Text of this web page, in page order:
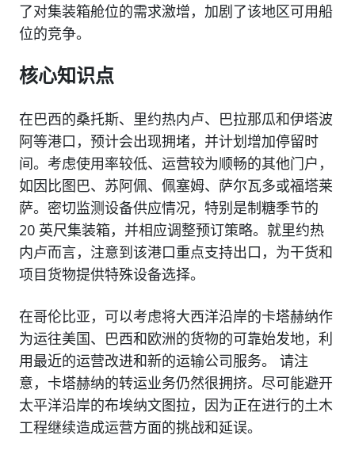
了对集装箱舱位的需求激增，加剧了该地区可用船
位的竞争。
核心知识点
在巴西的桑托斯、里约热内卢、巴拉那瓜和伊塔波
阿等港口，预计会出现拥堵，并计划增加停留时
间。考虑使用率较低、运营较为顺畅的其他门户，
如因比图巴、苏阿佩、佩塞姆、萨尔瓦多或福塔莱
萨。密切监测设备供应情况，特别是制糖季节的
20 英尺集装箱，并相应调整预订策略。就里约热
内卢而言，注意到该港口重点支持出口，为干货和
项目货物提供特殊设备选择。
在哥伦比亚，可以考虑将大西洋沿岸的卡塔赫纳作
为运往美国、巴西和欧洲的货物的可靠始发地，利
用最近的运营改进和新的运输公司服务。 请注
意，卡塔赫纳的转运业务仍然很拥挤。尽可能避开
太平洋沿岸的布埃纳文图拉，因为正在进行的土木
工程继续造成运营方面的挑战和延误。